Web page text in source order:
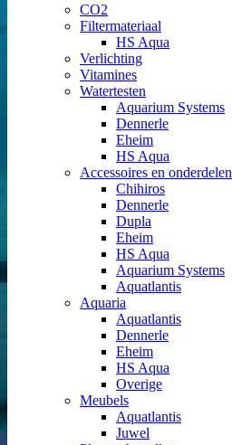
CO2
Filtermateriaal
HS Aqua
Verlichting
Vitamines
Watertesten
Aquarium Systems
Dennerle
Eheim
HS Aqua
Accessoires en onderdelen
Chihiros
Dennerle
Dupla
Eheim
HS Aqua
Aquarium Systems
Aquatlantis
Aquaria
Aquatlantis
Dennerle
Eheim
HS Aqua
Overige
Meubels
Aquatlantis
Juwel